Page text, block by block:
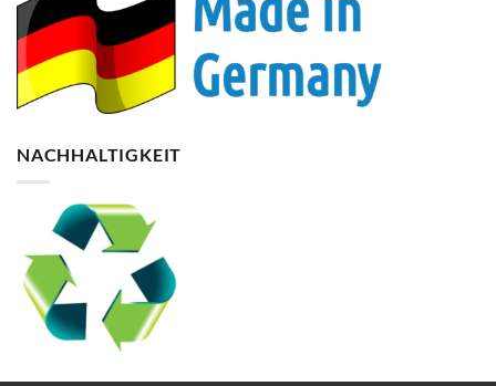
NACHHALTIGKEIT